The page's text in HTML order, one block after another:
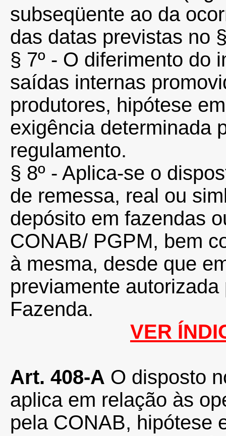
subseqüente ao da
das datas previstas no
§ 7º - O diferimento do
saídas internas
produtores, hipótese
exigência determinada
regulamento.
§ 8º - Aplica-se o
de remessa, real ou
depósito em fazendas
CONAB/ PGPM, bem
à mesma, desde que
previamente
Fazenda.
VER
Art. 408-A O disposto
aplica em relação às
pela CONAB, hipótese